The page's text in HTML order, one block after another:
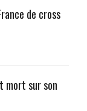
de cross
mort sur son